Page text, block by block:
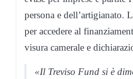
persona e dell’artigianato.
per accedere al
visura camerale e
«Il Treviso Fund si è